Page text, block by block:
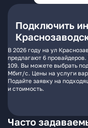
Подключить
В 2026 году на ул
предлагают 6
109. Вы можете выбрать
Мбит/с. Цены на услуги
Подайте заявку на
и стоимость.
Часто